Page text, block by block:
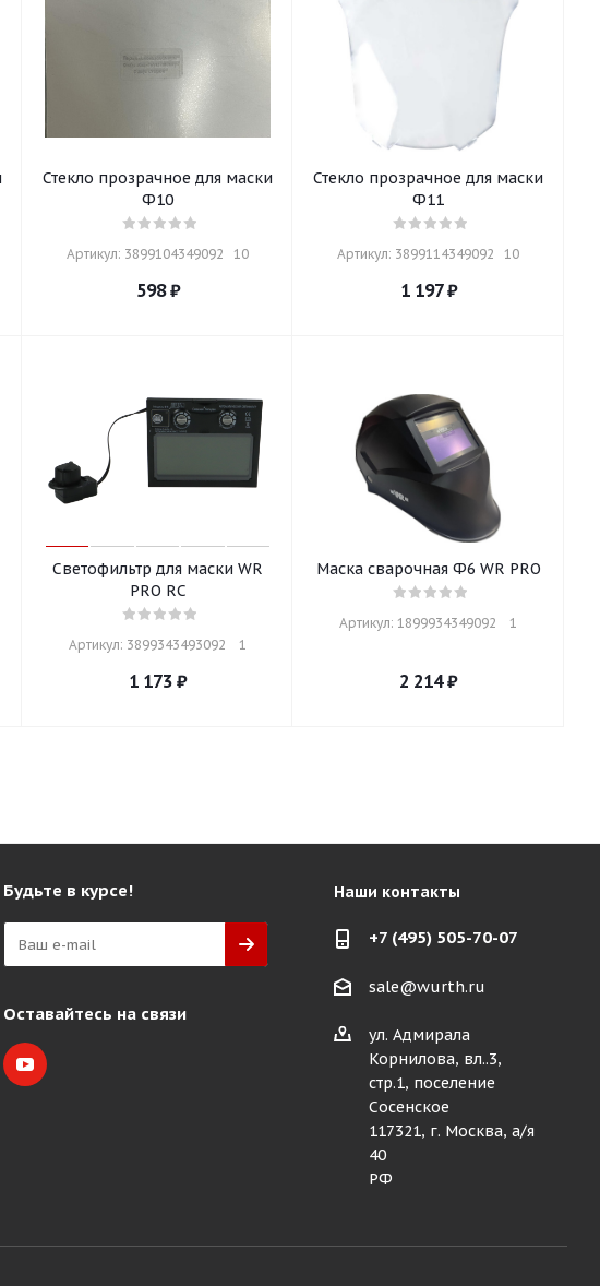
Стекло прозрачное для маски
Ф10
Артикул: 3899104349092   10
598₽
Стекло прозрачное для маски
Ф11
Артикул: 3899114349092   10
1 197₽
Светофильтр для маски WR
PRO RC
Артикул: 3899343493092    1
1 173 ₽
Маска сварочная Ф6 WR PRO
Артикул: 1899934349092    1
2 214₽
Будьте в курсе!
Оставайтесь на связи
Наши контакты
+7 (495) 505-70-07
sale@wurth.ru
ул. Адмирала
Корнилова, вл..3,
стр.1, поселение
Сосенское
117321, г. Москва, а/я
40
РФ